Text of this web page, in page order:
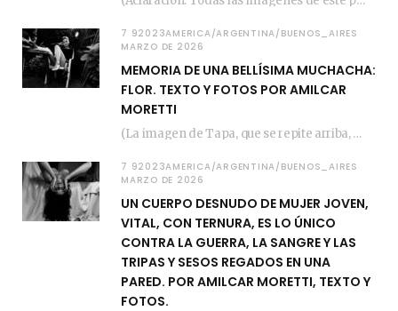
7 92023AMERICA/ARGENTINA/BUENOS_AIRES
MARZO DE 2026
MEMORIA DE UNA BELLÍSIMA MUCHACHA:
FLOR. TEXTO Y FOTOS POR AMILCAR
MORETTI
(La imagen de Tapa, que se repite arriba, fue compuesta por Amilcar Moretti el viernes…
7 92023AMERICA/ARGENTINA/BUENOS_AIRES
MARZO DE 2026
UN CUERPO DESNUDO DE MUJER JOVEN,
VITAL, CON TERNURA, ES LO ÚNICO
CONTRA LA GUERRA, LA SANGRE Y LAS
TRIPAS Y SESOS REGADOS EN UNA
PARED. POR AMILCAR MORETTI, TEXTO Y
FOTOS.